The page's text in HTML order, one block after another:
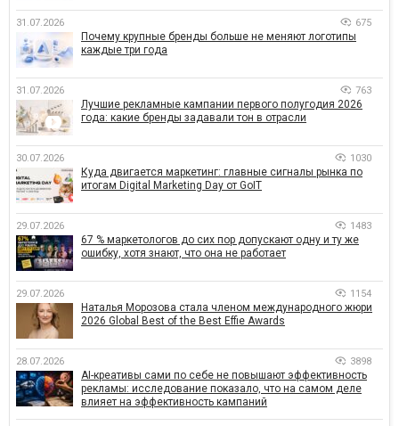
31.07.2026 675
Почему крупные бренды больше не меняют логотипы
каждые три года
31.07.2026 763
Лучшие рекламные кампании первого полугодия 2026
года: какие бренды задавали тон в отрасли
30.07.2026 1030
Куда двигается маркетинг: главные сигналы рынка по
итогам Digital Marketing Day от GoIT
29.07.2026 1483
67 % маркетологов до сих пор допускают одну и ту же
ошибку, хотя знают, что она не работает
29.07.2026 1154
Наталья Морозова стала членом международного жюри
2026 Global Best of the Best Effie Awards
28.07.2026 3898
AI-креативы сами по себе не повышают эффективность
рекламы: исследование показало, что на самом деле
влияет на эффективность кампаний